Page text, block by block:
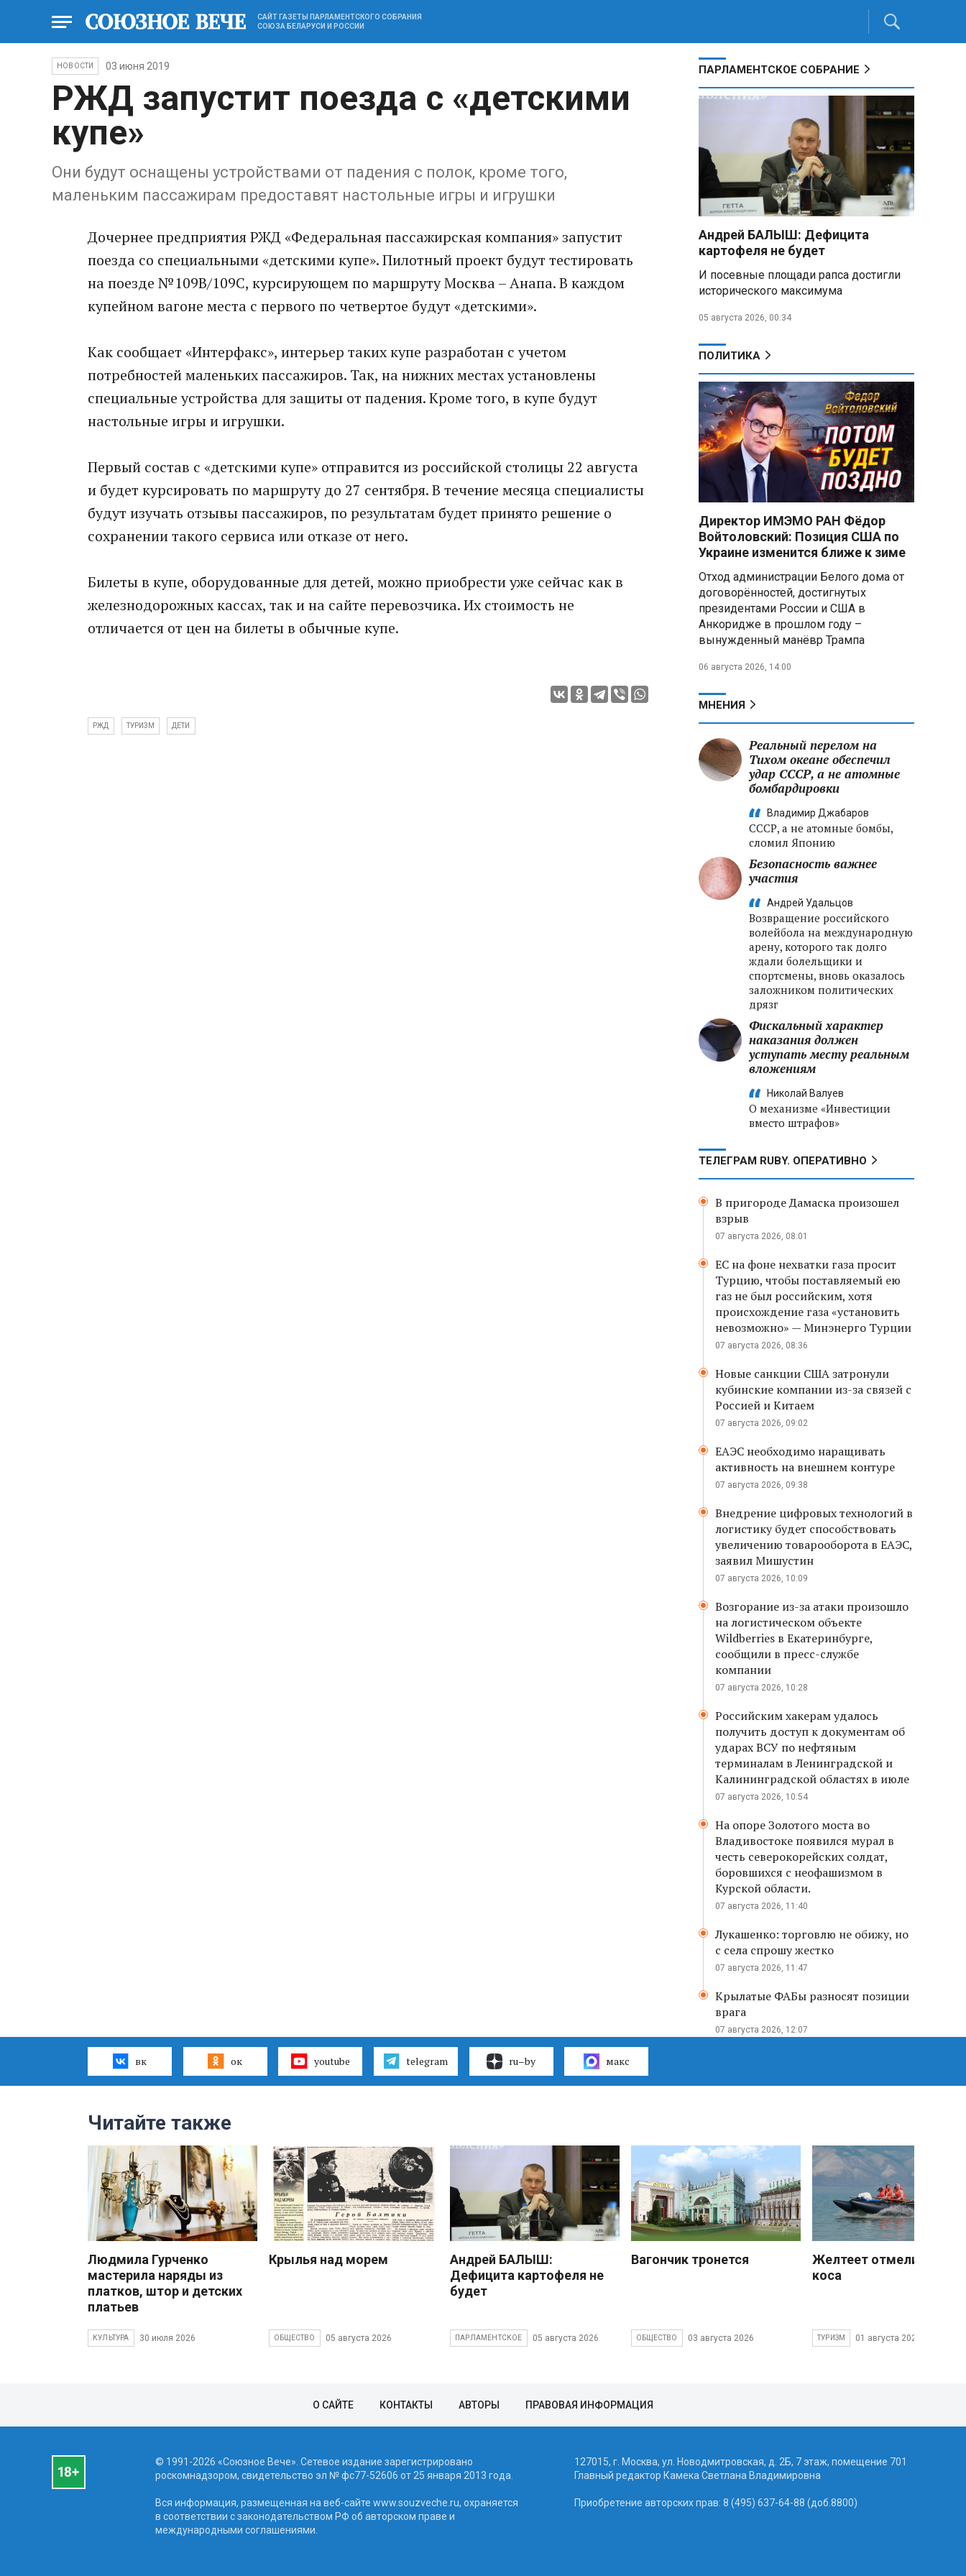
САЙТ ГАЗЕТЫ ПАРЛАМЕНТСКОГО СОБРАНИЯ
СОЮЗА БЕЛАРУСИ И РОССИИ
НОВОСТИ 03 июня 2019
РЖД запустит поезда с «детскими
купе»
Они будут оснащены устройствами от падения с полок, кроме того,
маленьким пассажирам предоставят настольные игры и игрушки
Дочернее предприятия РЖД «Федеральная пассажирская компания» запустит
поезда со специальными «детскими купе». Пилотный проект будут тестировать
на поезде №109В/109С, курсирующем по маршруту Москва – Анапа. В каждом
купейном вагоне места с первого по четвертое будут «детскими».
Как сообщает «Интерфакс», интерьер таких купе разработан с учетом
потребностей маленьких пассажиров. Так, на нижних местах установлены
специальные устройства для защиты от падения. Кроме того, в купе будут
настольные игры и игрушки.
Первый состав с «детскими купе» отправится из российской столицы 22 августа
и будет курсировать по маршруту до 27 сентября. В течение месяца специалисты
будут изучать отзывы пассажиров, по результатам будет принято решение о
сохранении такого сервиса или отказе от него.
Билеты в купе, оборудованные для детей, можно приобрести уже сейчас как в
железнодорожных кассах, так и на сайте перевозчика. Их стоимость не
отличается от цен на билеты в обычные купе.
РЖД ТУРИЗМ ДЕТИ
ПАРЛАМЕНТСКОЕ СОБРАНИЕ
Андрей БАЛЫШ: Дефицита
картофеля не будет
И посевные площади рапса достигли
исторического максимума
05 августа 2026, 00:34
ПОЛИТИКА
Директор ИМЭМО РАН Фёдор
Войтоловский: Позиция США по
Украине изменится ближе к зиме
Отход администрации Белого дома от
договорённостей, достигнутых
президентами России и США в
Анкоридже в прошлом году –
вынужденный манёвр Трампа
06 августа 2026, 14:00
МНЕНИЯ
Реальный перелом на
Тихом океане обеспечил
удар СССР, а не атомные
бомбардировки
Владимир Джабаров
СССР, а не атомные бомбы,
сломил Японию
Безопасность важнее
участия
Андрей Удальцов
Возвращение российского
волейбола на международную
арену, которого так долго
ждали болельщики и
спортсмены, вновь оказалось
заложником политических
дрязг
Фискальный характер
наказания должен
уступать месту реальным
вложениям
Николай Валуев
О механизме «Инвестиции
вместо штрафов»
ТЕЛЕГРАМ RUBY. ОПЕРАТИВНО
В пригороде Дамаска произошел
взрыв
07 августа 2026, 08:01
ЕС на фоне нехватки газа просит
Турцию, чтобы поставляемый ею
газ не был российским, хотя
происхождение газа «установить
невозможно» — Минэнерго Турции
07 августа 2026, 08:36
Новые санкции США затронули
кубинские компании из-за связей с
Россией и Китаем
07 августа 2026, 09:02
ЕАЭС необходимо наращивать
активность на внешнем контуре
07 августа 2026, 09:38
Внедрение цифровых технологий в
логистику будет способствовать
увеличению товарооборота в ЕАЭС,
заявил Мишустин
07 августа 2026, 10:09
Возгорание из-за атаки произошло
на логистическом объекте
Wildberries в Екатеринбурге,
сообщили в пресс-службе
компании
07 августа 2026, 10:28
Российским хакерам удалось
получить доступ к документам об
ударах ВСУ по нефтяным
терминалам в Ленинградской и
Калининградской областях в июле
07 августа 2026, 10:54
На опоре Золотого моста во
Владивостоке появился мурал в
честь северокорейских солдат,
боровшихся с неофашизмом в
Курской области.
07 августа 2026, 11:40
Лукашенко: торговлю не обижу, но
с села спрошу жестко
07 августа 2026, 11:47
Крылатые ФАБы разносят позиции
врага
07 августа 2026, 12:07
вк ок youtube telegram ru–by макс
Читайте также
Людмила Гурченко
мастерила наряды из
платков, штор и детских
платьев
КУЛЬТУРА 30 июля 2026
Крылья над морем
ОБЩЕСТВО 05 августа 2026
Андрей БАЛЫШ:
Дефицита картофеля не
будет
ПАРЛАМЕНТСКОЕ 05 августа 2026
Вагончик тронется
ОБЩЕСТВО 03 августа 2026
Желтеет отмели
коса
ТУРИЗМ 01 августа 2026
О САЙТЕ КОНТАКТЫ АВТОРЫ ПРАВОВАЯ ИНФОРМАЦИЯ
© 1991-2026 «Союзное Вече». Сетевое издание зарегистрировано
роскомнадзором, свидетельство эл № фc77-52606 от 25 января 2013 года.
Вся информация, размещенная на веб-сайте www.souzveche.ru, охраняется
в соответствии с законодательством РФ об авторском праве и
международными соглашениями.
127015, г. Москва, ул. Новодмитровская, д. 2Б, 7 этаж, помещение 701
Главный редактор Камека Светлана Владимировна
Приобретение авторских прав: 8 (495) 637-64-88 (доб.8800)